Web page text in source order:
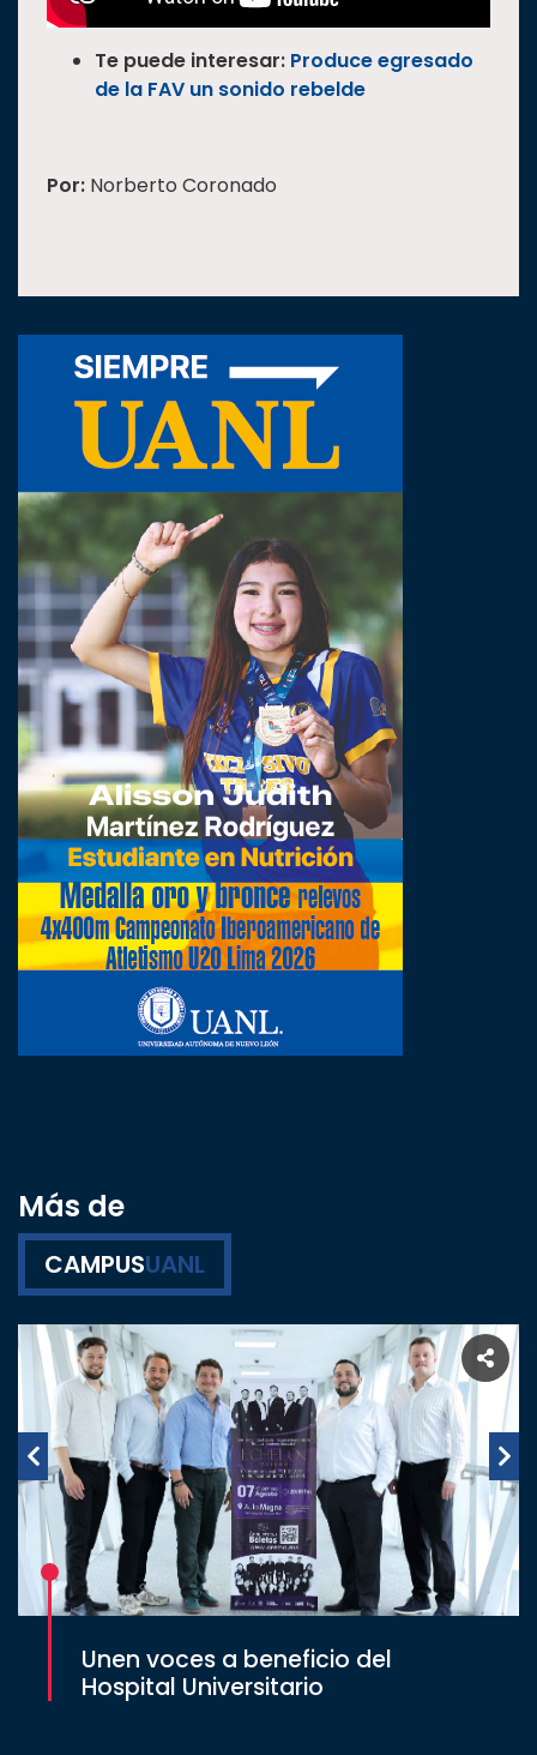
Te puede interesar: Produce egresado
de la FAV un sonido rebelde
Por: Norberto Coronado
Más de
CAMPUSUANL
Unen voces a beneficio del
Hospital Universitario